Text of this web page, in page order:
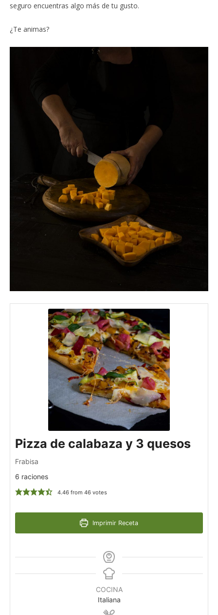
seguro encuentras algo más de tu gusto.
¿Te animas?
Pizza de calabaza y 3 quesos
Frabisa
6 raciones
4.46from 46votes
Imprimir Receta
COCINA
Italiana